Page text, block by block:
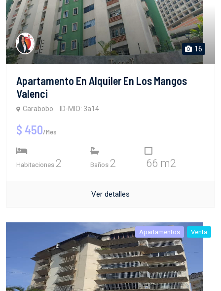
16
Apartamento En Alquiler En Los Mangos
Valenci
Carabobo ID-MIO: 3a14
$ 450/Mes
Habitaciones 2 Baños 2 66 m2
Ver detalles
Apartamentos Venta